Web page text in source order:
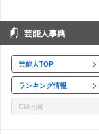
芸能人事典
芸能人TOP
ランキング情報
CM出演